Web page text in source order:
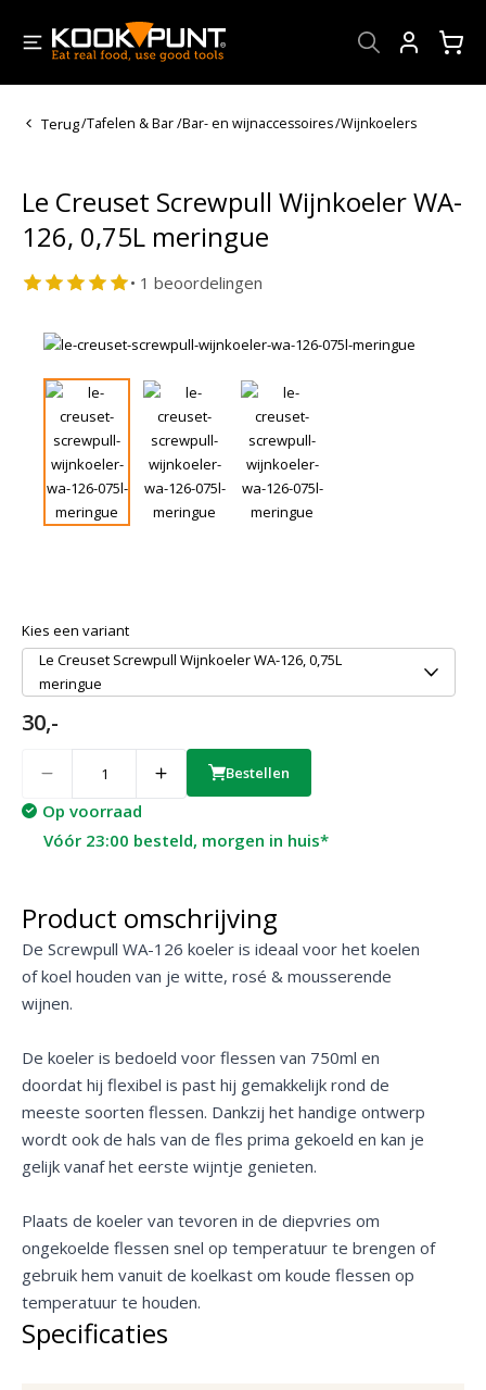
Terug/Tafelen & Bar/Bar- en wijnaccessoires/Wijnkoelers
Le Creuset Screwpull Wijnkoeler WA-
126, 0,75L meringue
• 1 beoordelingen
Kies een variant
Le Creuset Screwpull Wijnkoeler WA-126, 0,75L
meringue
30,-
Bestellen
Op voorraad
Vóór 23:00 besteld, morgen in huis*
Product omschrijving
De Screwpull WA-126 koeler is ideaal voor het koelen
of koel houden van je witte, rosé & mousserende
wijnen.
De koeler is bedoeld voor flessen van 750ml en
doordat hij flexibel is past hij gemakkelijk rond de
meeste soorten flessen. Dankzij het handige ontwerp
wordt ook de hals van de fles prima gekoeld en kan je
gelijk vanaf het eerste wijntje genieten.
Plaats de koeler van tevoren in de diepvries om
ongekoelde flessen snel op temperatuur te brengen of
gebruik hem vanuit de koelkast om koude flessen op
temperatuur te houden.
Specificaties